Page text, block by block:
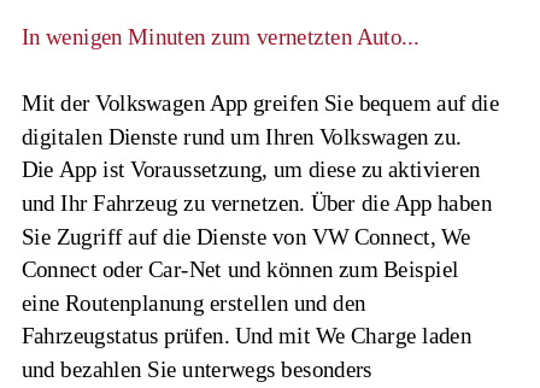
In wenigen Minuten zum vernetzten Auto...
Mit der Volkswagen App greifen Sie bequem auf die
digitalen Dienste rund um Ihren Volkswagen zu.
Die App ist Voraussetzung, um diese zu aktivieren
und Ihr Fahrzeug zu vernetzen. Über die App haben
Sie Zugriff auf die Dienste von VW Connect, We
Connect oder Car‑Net und können zum Beispiel
eine Routenplanung erstellen und den
Fahrzeugstatus prüfen. Und mit We Charge laden
und bezahlen Sie unterwegs besonders